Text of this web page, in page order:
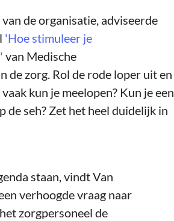
de organisatie, adviseerde
'Hoe stimuleer je
van Medische
de zorg. Rol de rode loper uit en
kun je meelopen? Kun je een
seh? Zet het heel duidelijk in
staan, vindt Van
verhoogde vraag naar
zorgpersoneel de